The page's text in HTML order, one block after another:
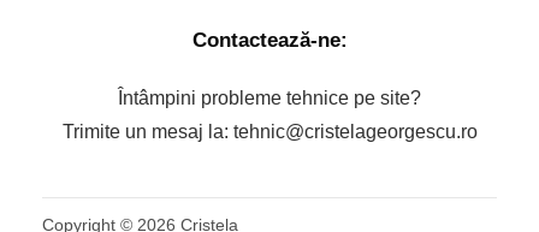
Contactează-ne:
Întâmpini probleme tehnice pe site?
Trimite un mesaj la: tehnic@cristelageorgescu.ro
Copyright © 2026 Cristela